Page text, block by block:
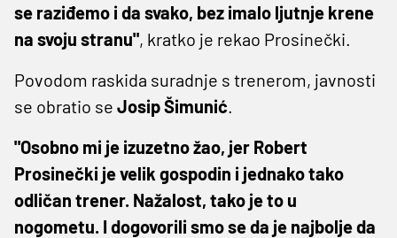
se raziđemo i da svako, bez imalo ljutnje krene
na svoju stranu", kratko je rekao Prosinečki.
Povodom raskida suradnje s trenerom, javnosti
se obratio se Josip Šimunić.
"Osobno mi je izuzetno žao, jer Robert
Prosinečki je velik gospodin i jednako tako
odličan trener. Nažalost, tako je to u
nogometu. I dogovorili smo se da je najbolje da